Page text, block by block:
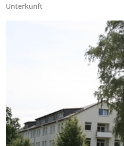
Unterkunft